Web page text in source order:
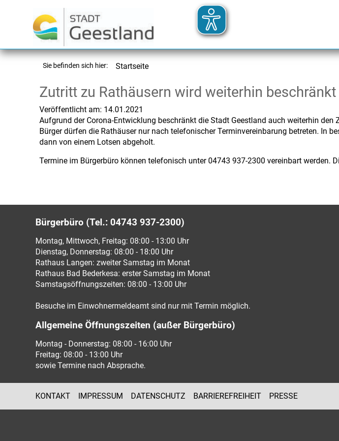
Sie befinden sich hier: Startseite
Zutritt zu Rathäusern wird weiterhin beschränkt
Veröffentlicht am: 14.01.2021
Aufgrund der Corona-Entwicklung beschränkt die Stadt Geestland auch weiterhin
Bürger dürfen die Rathäuser nur nach telefonischer Terminvereinbarung betreten. In
dann von einem Lotsen abgeholt.
Termine im Bürgerbüro können telefonisch unter 04743 937-2300 vereinbart werden.
Bürgerbüro (Tel.: 04743 937-2300)
Montag, Mittwoch, Freitag: 08:00 - 13:00 Uhr
Dienstag, Donnerstag: 08:00 - 18:00 Uhr
Rathaus Langen: zweiter Samstag im Monat
Rathaus Bad Bederkesa: erster Samstag im Monat
Samstagsöffnungszeiten: 08:00 - 13:00 Uhr
Besuche im Einwohnermeldeamt sind nur mit Termin möglich.
Allgemeine Öffnungszeiten (außer Bürgerbüro)
Montag - Donnerstag: 08:00 - 16:00 Uhr
Freitag: 08:00 - 13:00 Uhr
sowie Termine nach Absprache.
KONTAKT IMPRESSUM DATENSCHUTZ BARRIEREFREIHEIT PRESSE